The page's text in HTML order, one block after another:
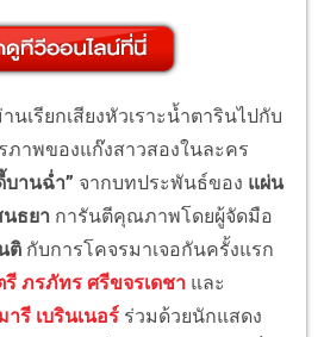
นเรียกเสียงหัวเราะน้ำตารินไปกับ
ภาพของแก๊งสาวสองในละคร
บานฉ่ำ” จากบทประพันธ์ของ แผ่น
นธยา การันตีคุณภาพโดยผู้จัดมือ
ติ กับการโคจรมาเจอกันครั้งแรก
รี ภรภัทร ศรีขจรเดชา และ
ารี เบรินเนอร์ ร่วมด้วยนักแสดง